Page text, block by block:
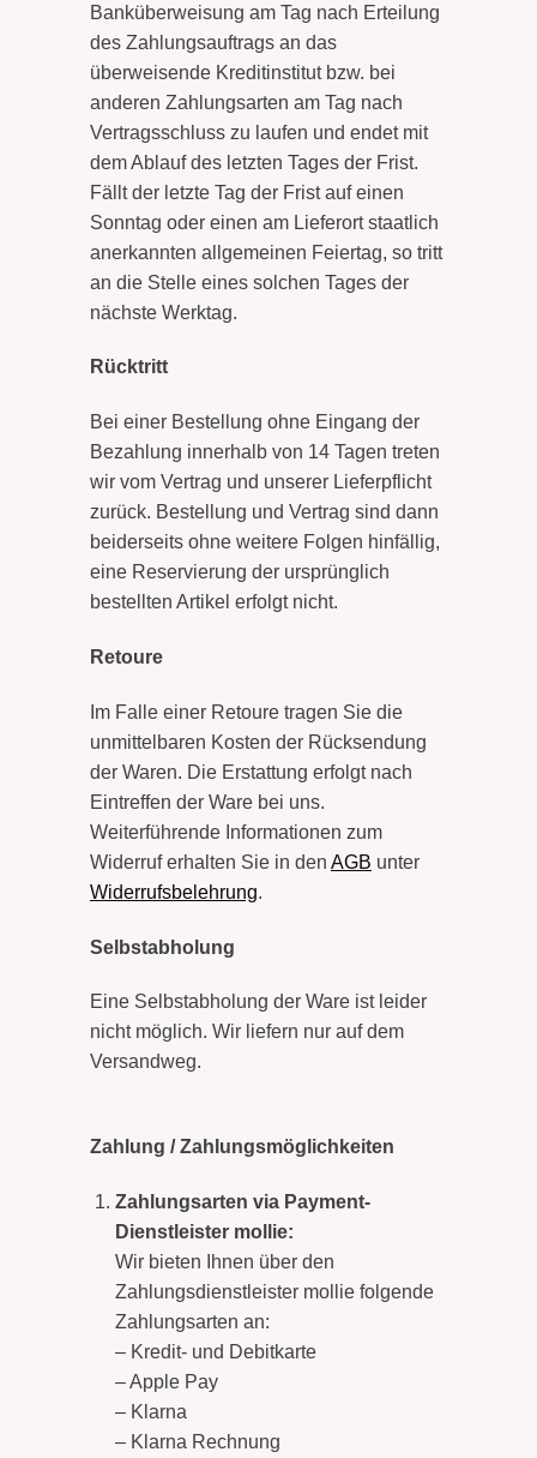
Banküberweisung am Tag nach Erteilung
des Zahlungsauftrags an das
überweisende Kreditinstitut bzw. bei
anderen Zahlungsarten am Tag nach
Vertragsschluss zu laufen und endet mit
dem Ablauf des letzten Tages der Frist.
Fällt der letzte Tag der Frist auf einen
Sonntag oder einen am Lieferort staatlich
anerkannten allgemeinen Feiertag, so tritt
an die Stelle eines solchen Tages der
nächste Werktag.
Rücktritt
Bei einer Bestellung ohne Eingang der
Bezahlung innerhalb von 14 Tagen treten
wir vom Vertrag und unserer Lieferpflicht
zurück. Bestellung und Vertrag sind dann
beiderseits ohne weitere Folgen hinfällig,
eine Reservierung der ursprünglich
bestellten Artikel erfolgt nicht.
Retoure
Im Falle einer Retoure tragen Sie die
unmittelbaren Kosten der Rücksendung
der Waren. Die Erstattung erfolgt nach
Eintreffen der Ware bei uns.
Weiterführende Informationen zum
Widerruf erhalten Sie in den AGB unter
Widerrufsbelehrung.
Selbstabholung
Eine Selbstabholung der Ware ist leider
nicht möglich. Wir liefern nur auf dem
Versandweg.
Zahlung / Zahlungsmöglichkeiten
Zahlungsarten via Payment-
Dienstleister mollie:
Wir bieten Ihnen über den
Zahlungsdienstleister mollie folgende
Zahlungsarten an:
– Kredit- und Debitkarte
– Apple Pay
– Klarna
– Klarna Rechnung